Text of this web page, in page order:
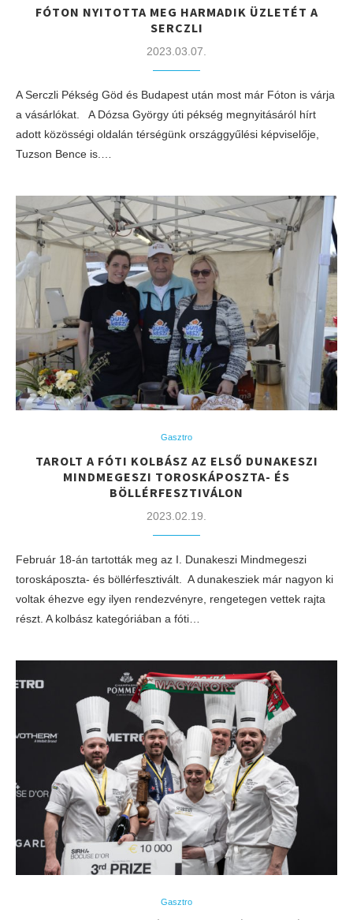
FÓTON NYITOTTA MEG HARMADIK ÜZLETÉT A
SERCZLI
2023.03.07.
A Serczli Pékség Göd és Budapest után most már Fóton is várja
a vásárlókat. A Dózsa György úti pékség megnyitásáról hírt
adott közösségi oldalán térségünk országgyűlési képviselője,
Tuzson Bence is.…
Gasztro
TAROLT A FÓTI KOLBÁSZ AZ ELSŐ DUNAKESZI
MINDMEGESZI TOROSKÁPOSZTA- ÉS
BÖLLÉRFESZTIVÁLON
2023.02.19.
Február 18-án tartották meg az I. Dunakeszi Mindmegeszi
toroskáposzta- és böllérfesztivált. A dunakesziek már nagyon ki
voltak éhezve egy ilyen rendezvényre, rengetegen vettek rajta
részt. A kolbász kategóriában a fóti…
Gasztro